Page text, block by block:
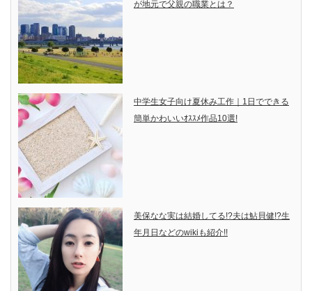
が地元で父親の職業とは？
中学生女子向け夏休み工作｜1日でできる
簡単かわいいｵｽｽﾒ作品10選!
美保なな実は結婚してる!?夫は鮎貝健!?生
年月日などのwikiも紹介!!